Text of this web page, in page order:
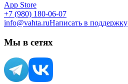
App Store
+7 (980) 180-06-07
info@vahta.ruНаписать в поддержку
Мы в сетях